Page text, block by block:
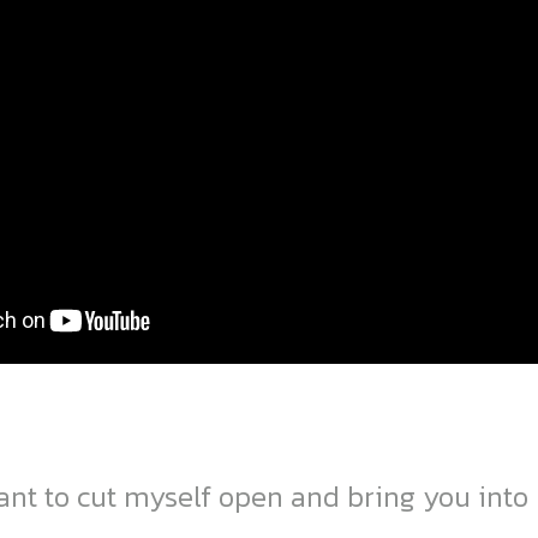
to cut myself open and bring you into